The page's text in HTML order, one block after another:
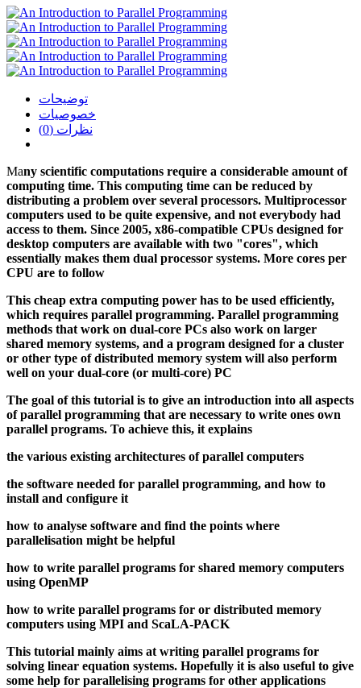
توضیحات
خصوصیات
نظرات (0)
Many scientific computations require a considerable amount of
computing time. This computing time can be reduced by
distributing a problem over several processors. Multiprocessor
computers used to be quite expensive, and not everybody had
access to them. Since 2005, x86-compatible CPUs designed for
desktop computers are available with two "cores", which
essentially makes them dual processor systems. More cores per
CPU are to follow
This cheap extra computing power has to be used efficiently,
which requires parallel programming. Parallel programming
methods that work on dual-core PCs also work on larger
shared memory systems, and a program designed for a cluster
or other type of distributed memory system will also perform
well on your dual-core (or multi-core) PC
The goal of this tutorial is to give an introduction into all aspects
of parallel programming that are necessary to write ones own
parallel programs. To achieve this, it explains
the various existing architectures of parallel computers
the software needed for parallel programming, and how to
install and configure it
how to analyse software and find the points where
parallelisation might be helpful
how to write parallel programs for shared memory computers
using OpenMP
how to write parallel programs for or distributed memory
computers using MPI and ScaLA-PACK
This tutorial mainly aims at writing parallel programs for
solving linear equation systems. Hopefully it is also useful to give
some help for parallelising programs for other applications